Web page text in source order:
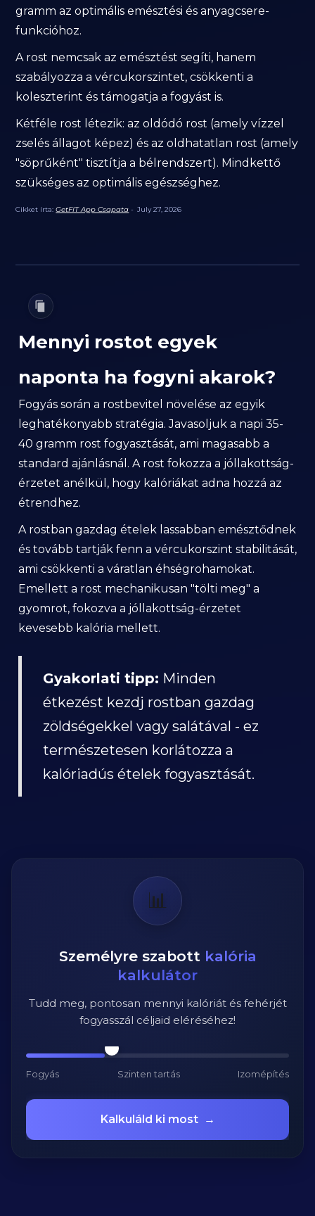
gramm az optimális emésztési és anyagcsere-
funkcióhoz.
A rost nemcsak az emésztést segíti, hanem
szabályozza a vércukorszintet, csökkenti a
koleszterint és támogatja a fogyást is.
Kétféle rost létezik: az oldódó rost (amely vízzel
zselés állagot képez) és az oldhatatlan rost (amely
"söprűként" tisztítja a bélrendszert). Mindkettő
szükséges az optimális egészséghez.
Cikket írta:GetFIT App Csapata - July 27, 2026
Mennyi rostot egyek
naponta ha fogyni akarok?
Fogyás során a rostbevitel növelése az egyik
leghatékonyabb stratégia. Javasoljuk a napi 35-
40 gramm rost fogyasztását, ami magasabb a
standard ajánlásnál. A rost fokozza a jóllakottság-
érzetet anélkül, hogy kalóriákat adna hozzá az
étrendhez.
A rostban gazdag ételek lassabban emésztődnek
és tovább tartják fenn a vércukorszint stabilitását,
ami csökkenti a váratlan éhségrohamokat.
Emellett a rost mechanikusan "tölti meg" a
gyomrot, fokozva a jóllakottság-érzetet
kevesebb kalória mellett.
Gyakorlati tipp: Minden
étkezést kezdj rostban gazdag
zöldségekkel vagy salátával - ez
természetesen korlátozza a
kalóriadús ételek fogyasztását.
📊
Személyre szabott kalória
kalkulátor
Tudd meg, pontosan mennyi kalóriát és fehérjét
fogyasszál céljaid eléréséhez!
Fogyás Szinten tartás Izomépítés
Kalkuláld ki most →